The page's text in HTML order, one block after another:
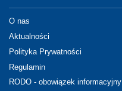
O nas
Aktualności
Polityka Prywatności
Regulamin
RODO - obowiązek informacyjny